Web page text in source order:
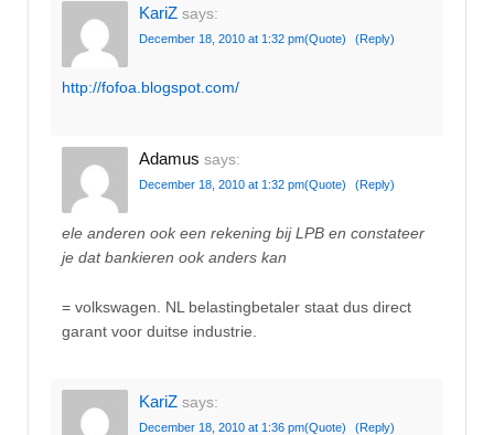
KariZ says:
December 18, 2010 at 1:32 pm(Quote) (Reply)
http://fofoa.blogspot.com/
Adamus says:
December 18, 2010 at 1:32 pm(Quote) (Reply)
ele anderen ook een rekening bij LPB en constateer
je dat bankieren ook anders kan
= volkswagen. NL belastingbetaler staat dus direct
garant voor duitse industrie.
KariZ says:
December 18, 2010 at 1:36 pm(Quote) (Reply)